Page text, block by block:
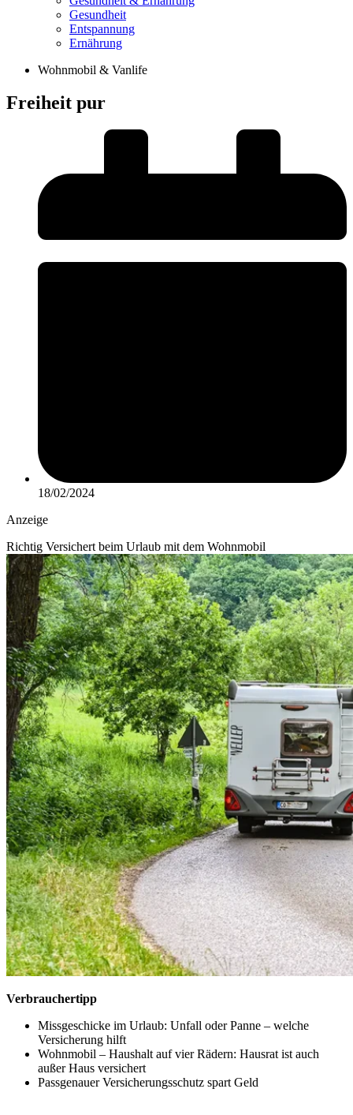
Gesundheit
Entspannung
Ernährung
Wohnmobil & Vanlife
Freiheit pur
18/02/2024
Anzeige
Richtig Versichert beim Urlaub mit dem Wohnmobil
Verbrauchertipp
Missgeschicke im Urlaub: Unfall oder Panne – welche
Versicherung hilft
Wohnmobil – Haushalt auf vier Rädern: Hausrat ist auch
außer Haus versichert
Passgenauer Versicherungsschutz spart Geld